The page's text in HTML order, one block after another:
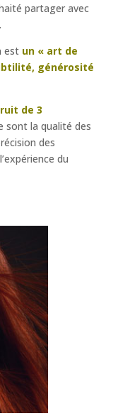
partager avec
est un « art de
générosité
de 3
sont la qualité des
des
du